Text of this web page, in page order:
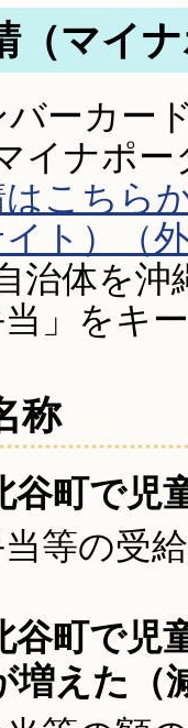
（マイ
ーカー
イナポ
はこちら
イト）（
治体を
当」をキ
称
谷町で児
当等の受
谷町で児
増えた（